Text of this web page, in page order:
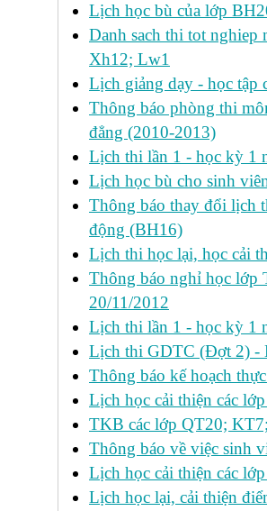
Lịch học bù của lớp
Danh sach thi tot
Xh12; Lw1
Lịch giảng dạy - học tập
Thông báo phòng thi
đẳng (2010-2013)
Lịch thi lần 1 - học kỳ 1
Lịch học bù cho sinh
Thông báo thay đổi lịch
động (BH16)
Lịch thi học lại, học cải
Thông báo nghỉ học lớp
20/11/2012
Lịch thi lần 1 - học kỳ 1
Lịch thi GDTC (Đợt 2) -
Thông báo kế hoạch
Lịch học cải thiện các
TKB các lớp QT20;
Thông báo về việc sinh
Lịch học cải thiện các
Lịch học lại, cải thiện